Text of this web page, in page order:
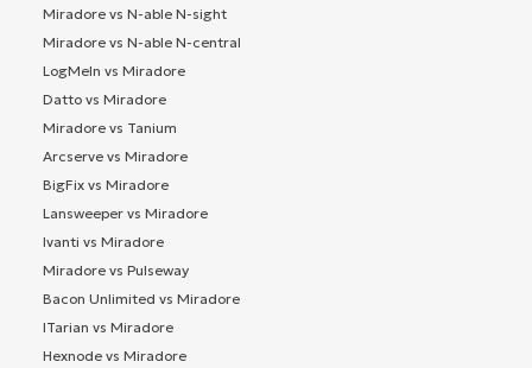
Miradore vs N-able N-sight
Miradore vs N-able N-central
LogMeIn vs Miradore
Datto vs Miradore
Miradore vs Tanium
Arcserve vs Miradore
BigFix vs Miradore
Lansweeper vs Miradore
Ivanti vs Miradore
Miradore vs Pulseway
Bacon Unlimited vs Miradore
ITarian vs Miradore
Hexnode vs Miradore